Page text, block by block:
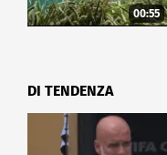
00:55
DI TENDENZA